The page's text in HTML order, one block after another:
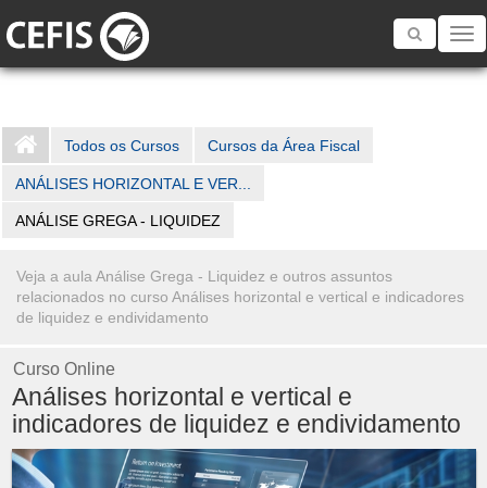
Toggle
Todos os Cursos Cursos da Área Fiscal
ANÁLISES HORIZONTAL E VER...
ANÁLISE GREGA - LIQUIDEZ
Veja a aula Análise Grega - Liquidez e outros assuntos
relacionados no curso Análises horizontal e vertical e indicadores
de liquidez e endividamento
Curso Online
Análises horizontal e vertical e
indicadores de liquidez e endividamento